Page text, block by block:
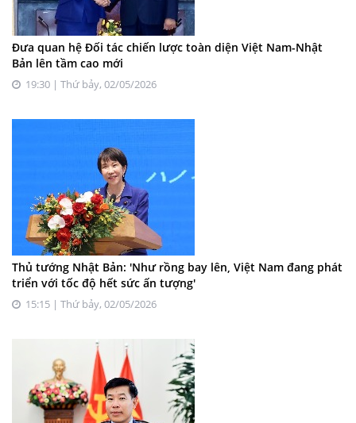
Đưa quan hệ Đối tác chiến lược toàn diện Việt Nam-Nhật
Bản lên tầm cao mới
19:30 | Thứ bảy, 02/05/2026
Thủ tướng Nhật Bản: 'Như rồng bay lên, Việt Nam đang phát
triển với tốc độ hết sức ấn tượng'
15:15 | Thứ bảy, 02/05/2026